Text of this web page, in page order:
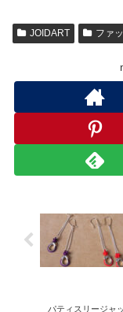
JOIDART ファ
パティスリージャ